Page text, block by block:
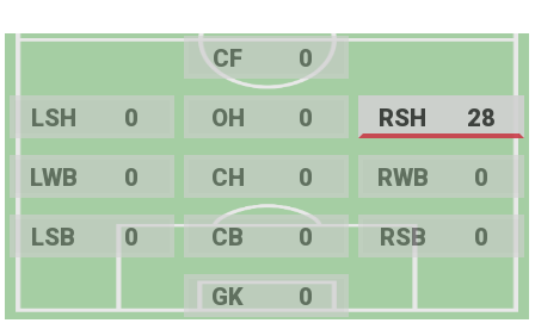
CF 0
LSH 0 OH 0 RSH 28
LWB 0 CH 0 RWB 0
LSB 0 CB 0 RSB 0
GK 0